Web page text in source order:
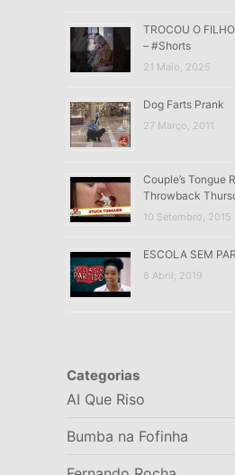
TROCOU O
– #Shorts
21 Maio, 2025
Dog Farts Prank
27 Março, 2011
Couple’s Tongue
Throwback
10 Setembro, 2015
ESCOLA SEM
8 Abril, 2019
Categorias
AI Que Riso
Bumba na Fofinha